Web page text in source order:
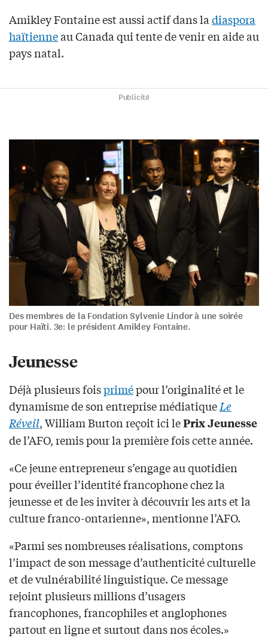
Amikley Fontaine est aussi actif dans la diaspora
haïtienneau Canada qui tente de venir en aide au
pays natal.
Publicité
Des membres de la Fondation Sylvenie Lindor à une soirée
pour Haïti. 3e: le président Amikley Fontaine.
Jeunesse
Déjà plusieurs foisprimépour l’originalité et le
dynamisme de son entreprise médiatiqueLe
Réveil, William Burton reçoit ici lePrix Jeunesse
de l’AFO, remis pour la première fois cette année.
«Ce jeune entrepreneur s’engage au quotidien
pour éveiller l’identité francophone chez la
jeunesse et de les inviter à découvrir les arts et la
culture franco-ontarienne», mentionne l’AFO.
«Parmi ses nombreuses réalisations, comptons
l’impact de son message d’authenticité culturelle
et de vulnérabilité linguistique. Ce message
rejoint plusieurs millions d’usagers
francophones, francophiles et anglophones
partout en ligne et surtout dans nos écoles.»